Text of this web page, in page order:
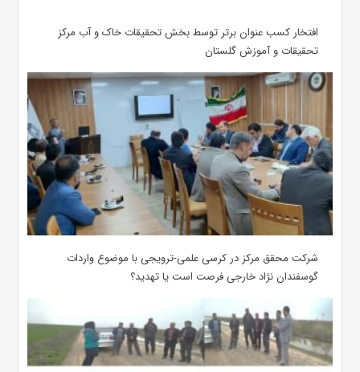
افتخار کسب عنوان برتر توسط بخش تحقیقات خاک و آب مرکز
تحقیقات و آموزش گلستان
شرکت محقق مرکز در کرسی علمی-ترویجی با موضوع واردات
گوسفندان نژاد خارجی فرصت است یا تهدید؟